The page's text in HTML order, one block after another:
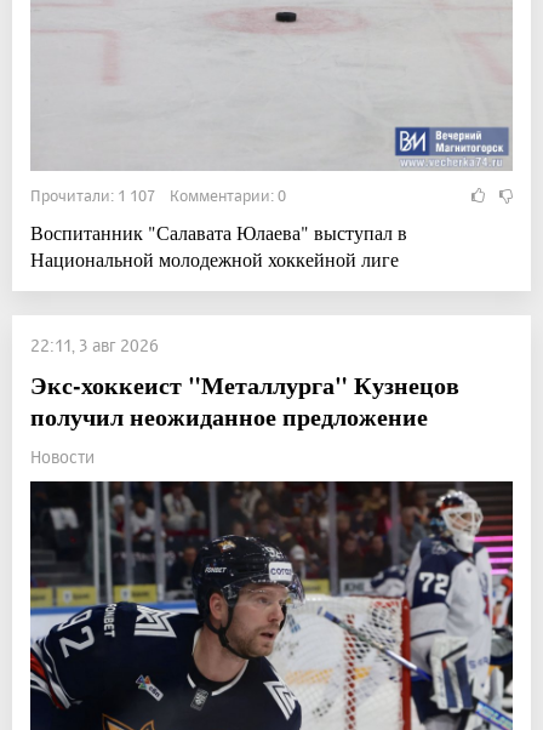
Прочитали: 1 107 Комментарии: 0
Воспитанник "Салавата Юлаева" выступал в
Национальной молодежной хоккейной лиге
22:11, 3 авг 2026
Экс-хоккеист "Металлурга" Кузнецов
получил неожиданное предложение
Новости